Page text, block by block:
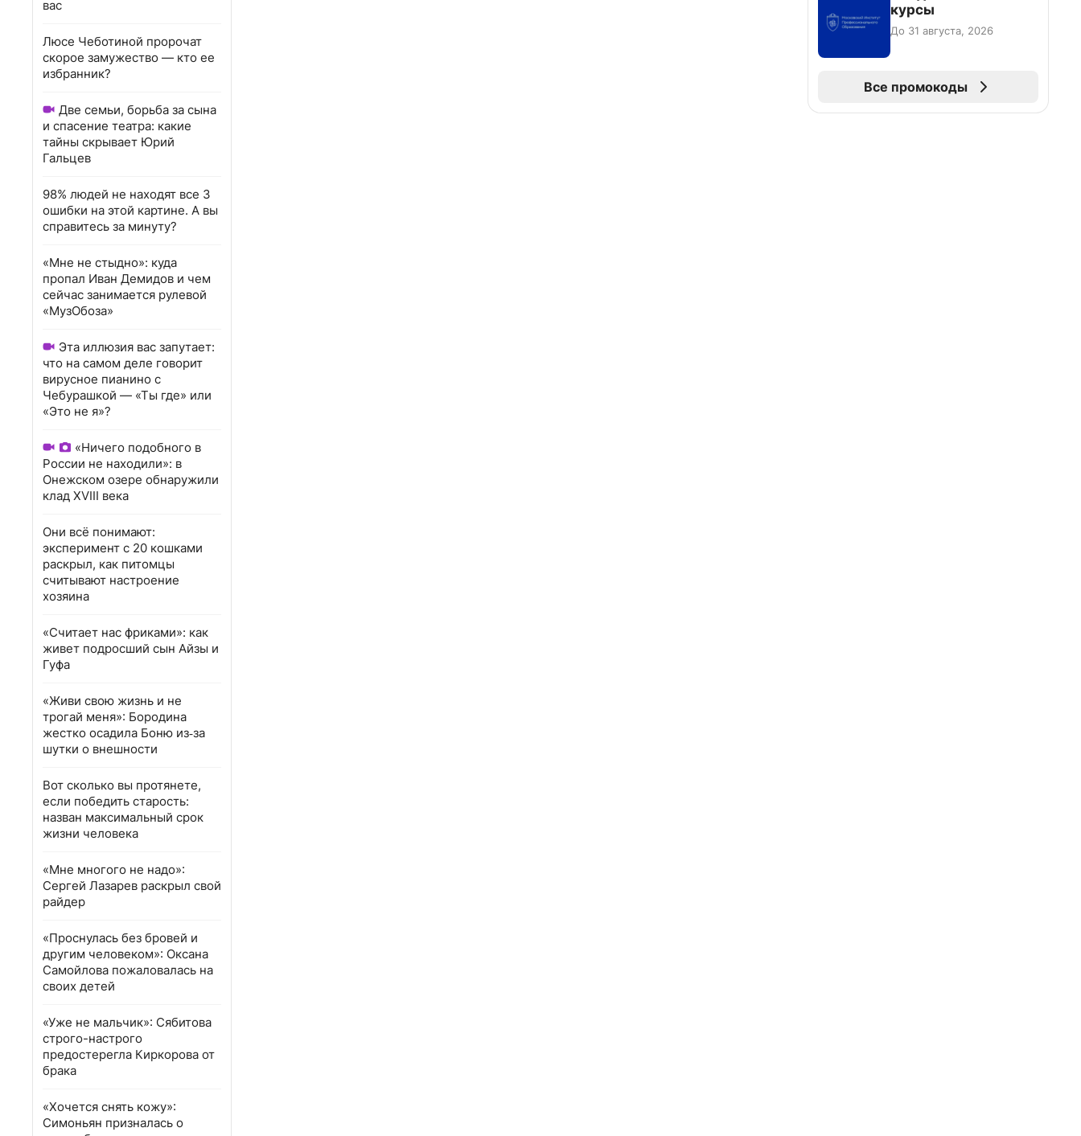
вас
Люсе Чеботиной пророчат
скорое замужество — кто ее
избранник?
Две семьи, борьба за сына
и спасение театра: какие
тайны скрывает Юрий
Гальцев
98% людей не находят все 3
ошибки на этой картине. А вы
справитесь за минуту?
«Мне не стыдно»: куда
пропал Иван Демидов и чем
сейчас занимается рулевой
«МузОбоза»
Эта иллюзия вас запутает:
что на самом деле говорит
вирусное пианино с
Чебурашкой — «Ты где» или
«Это не я»?
«Ничего подобного в
России не находили»: в
Онежском озере обнаружили
клад XVIII века
Они всё понимают:
эксперимент с 20 кошками
раскрыл, как питомцы
считывают настроение
хозяина
«Считает нас фриками»: как
живет подросший сын Айзы и
Гуфа
«Живи свою жизнь и не
трогай меня»: Бородина
жестко осадила Боню из‑за
шутки о внешности
Вот сколько вы протянете,
если победить старость:
назван максимальный срок
жизни человека
«Мне многого не надо»:
Сергей Лазарев раскрыл свой
райдер
«Проснулась без бровей и
другим человеком»: Оксана
Самойлова пожаловалась на
своих детей
«Уже не мальчик»: Сябитова
строго-настрого
предостерегла Киркорова от
брака
«Хочется снять кожу»:
Симоньян призналась о
курсы
До 31 августа, 2026
Все промокоды